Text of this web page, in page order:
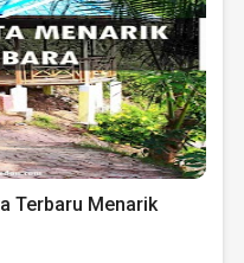
Terbaru Menarik